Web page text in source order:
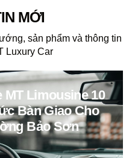
MỚI
sản phẩm và thông tin
Luxury Car
MT Limousine 10
Bàn Giao Cho
Bảo Sơn